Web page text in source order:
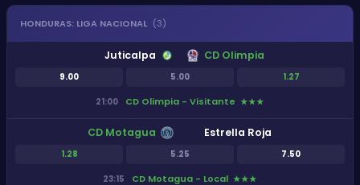
HONDURAS: LIGA NACIONAL (3)
Juticalpa
9.00 5.00 1.27
CD Olimpia
21:00 CD Olimpia - Visitante ★★★
CD Motagua
1.28 5.25 7.50
Estrella Roja
23:15 CD Motagua - Local ★★★